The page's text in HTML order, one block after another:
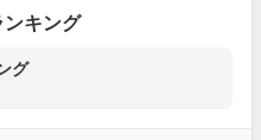
ンキング
グ